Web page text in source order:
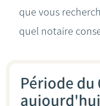
Le notaire
que vous
quel notaire
Période du
aujourd'hui